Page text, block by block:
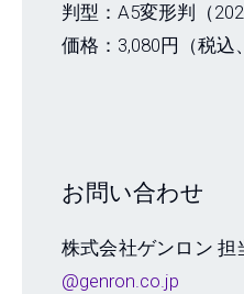
判型：A5変形判（
価格：3,080円（税込
お問い合わせ
株式会社ゲンロン 担
@genron.co.jp